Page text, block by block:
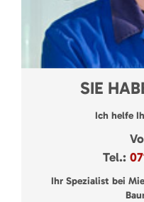
SIE
Ich helfe
Tel.:
Ihr Spezialist bei